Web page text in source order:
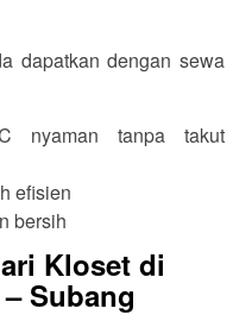
dapatkan dengan sewa
nyaman tanpa takut
efisien
bersih
Kloset di
Subang